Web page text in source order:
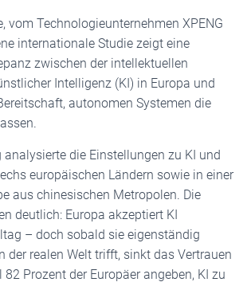
vom Technologieunternehmen XPENG
internationale Studie zeigt eine
zwischen der intellektuellen
Intelligenz (KI) in Europa und
autonomen Systemen die
analysierte die Einstellungen zu KI und
europäischen Ländern sowie in einer
aus chinesischen Metropolen. Die
deutlich: Europa akzeptiert KI
– doch sobald sie eigenständig
der realen Welt trifft, sinkt das Vertrauen
Prozent der Europäer angeben, KI zu